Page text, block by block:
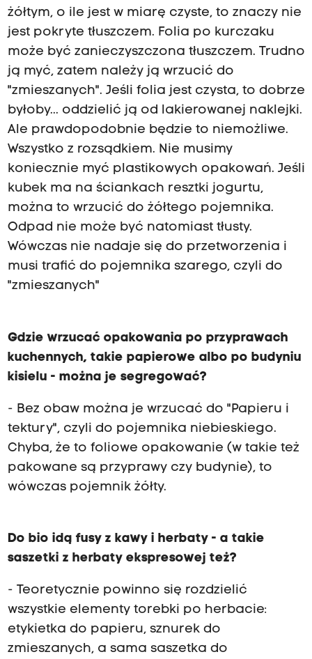
żółtym, o ile jest w miarę czyste, to znaczy nie
jest pokryte tłuszczem. Folia po kurczaku
może być zanieczyszczona tłuszczem. Trudno
ją myć, zatem należy ją wrzucić do
"zmieszanych". Jeśli folia jest czysta, to dobrze
byłoby... oddzielić ją od lakierowanej naklejki.
Ale prawdopodobnie będzie to niemożliwe.
Wszystko z rozsądkiem. Nie musimy
koniecznie myć plastikowych opakowań. Jeśli
kubek ma na ściankach resztki jogurtu,
można to wrzucić do żółtego pojemnika.
Odpad nie może być natomiast tłusty.
Wówczas nie nadaje się do przetworzenia i
musi trafić do pojemnika szarego, czyli do
"zmieszanych"
Gdzie wrzucać opakowania po przyprawach
kuchennych, takie papierowe albo po budyniu
kisielu - można je segregować?
- Bez obaw można je wrzucać do "Papieru i
tektury", czyli do pojemnika niebieskiego.
Chyba, że to foliowe opakowanie (w takie też
pakowane są przyprawy czy budynie), to
wówczas pojemnik żółty.
Do bio idą fusy z kawy i herbaty - a takie
saszetki z herbaty ekspresowej też?
- Teoretycznie powinno się rozdzielić
wszystkie elementy torebki po herbacie:
etykietka do papieru, sznurek do
zmieszanych, a sama saszetka do